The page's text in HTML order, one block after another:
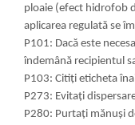
Nissan
Opel
Peugeot
Renault
Rover
Saab
ploaie (efect hidrofob
aplicarea regulată se
P101: Dacă este
îndemână recipientul
P103: Citiţi eticheta
P273: Evitaţi
P280: Purtaţi mănuşi